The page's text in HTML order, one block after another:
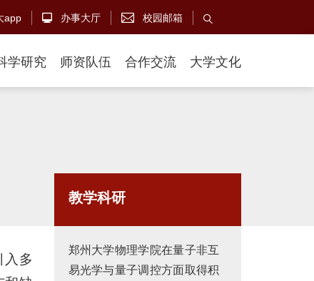
app  办事大厅  校园邮箱 
学研究 师资队伍 合作交流 大学文化
入多
教学科研
郑州大学物理学院在量子非互
易光学与量子调控方面取得积